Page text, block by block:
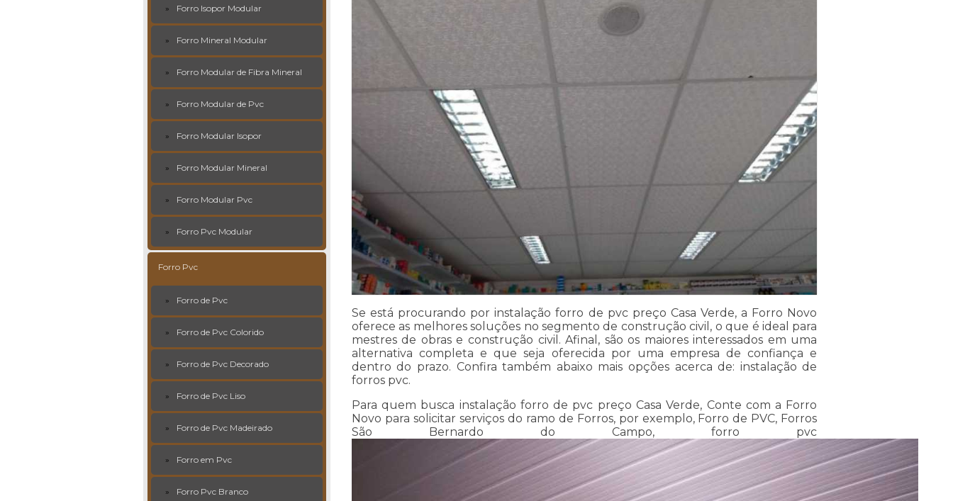
Forro Isopor Modular
Forro Mineral Modular
Forro Modular de Fibra Mineral
Forro Modular de Pvc
Forro Modular Isopor
Forro Modular Mineral
Forro Modular Pvc
Forro Pvc Modular
Forro Pvc
Forro de Pvc
Forro de Pvc Colorido
Forro de Pvc Decorado
Forro de Pvc Liso
Forro de Pvc Madeirado
Forro em Pvc
Forro Pvc Branco
Se está procurando por instalação forro de pvc preço Casa Verde, a Forro Novo
oferece as melhores soluções no segmento de construção civil, o que é ideal para
mestres de obras e construção civil. Afinal, são os maiores interessados em uma
alternativa completa e que seja oferecida por uma empresa de confiança e
dentro do prazo. Confira também abaixo mais opções acerca de: instalação de
forros pvc.
Para quem busca instalação forro de pvc preço Casa Verde, Conte com a Forro
Novo para solicitar serviços do ramo de Forros, por exemplo, Forro de PVC, Forros
São Bernardo do Campo, forro pvc